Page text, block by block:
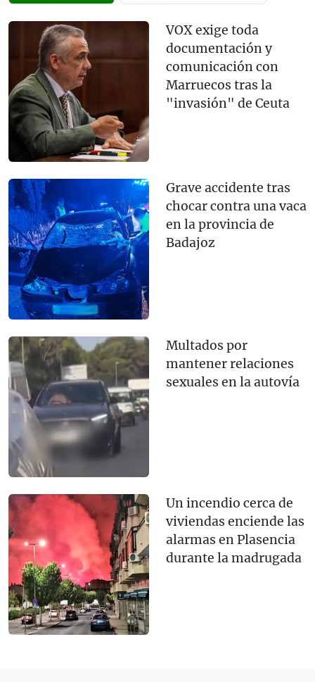
VOX exige toda
documentación y
comunicación con
Marruecos tras la
"invasión" de Ceuta
Grave accidente tras
chocar contra una vaca
en la provincia de
Badajoz
Multados por
mantener relaciones
sexuales en la autovía
Un incendio cerca de
viviendas enciende las
alarmas en Plasencia
durante la madrugada